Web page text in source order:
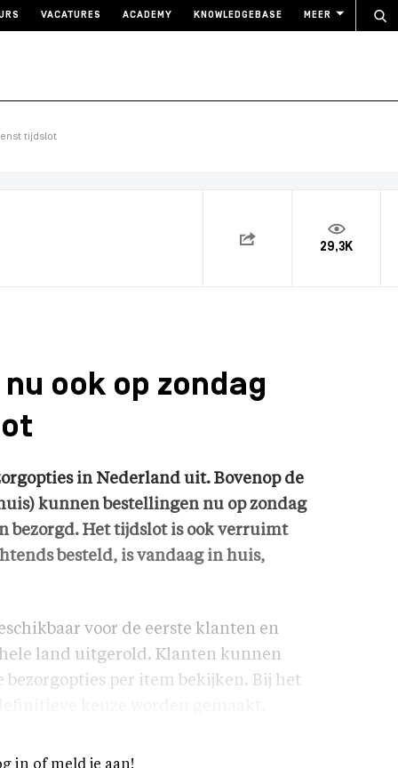
VACATURES ACADEMY KNOWLEDGEBASE MEER
tijdslot
29,3K
ook op zondag
in Nederland uit. Bovenop de
kunnen bestellingen nu op zondag
bezorgd. Het tijdslot is ook verruimt
besteld, is vandaag in huis,
voor de eerste klanten en
land uitgerold. Klanten kunnen
per item bekijken. Bij het